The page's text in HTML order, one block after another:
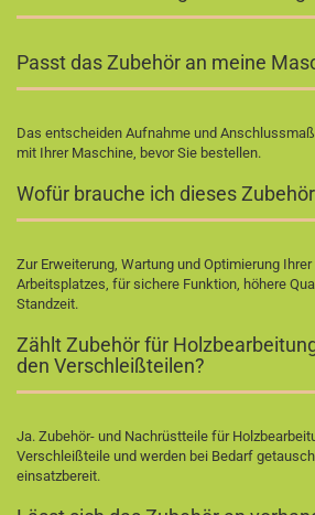
Passt das Zubehör an meine
Das entscheiden Aufnahme und
mit Ihrer Maschine, bevor Sie bestellen.
Wofür brauche ich dieses
Zur Erweiterung, Wartung und Optimierung
Arbeitsplatzes, für sichere Funktion, höhere
Standzeit.
Zählt Zubehör für
den Verschleißteilen?
Ja. Zubehör- und Nachrüstteile für
Verschleißteile und werden bei Bedarf
einsatzbereit.